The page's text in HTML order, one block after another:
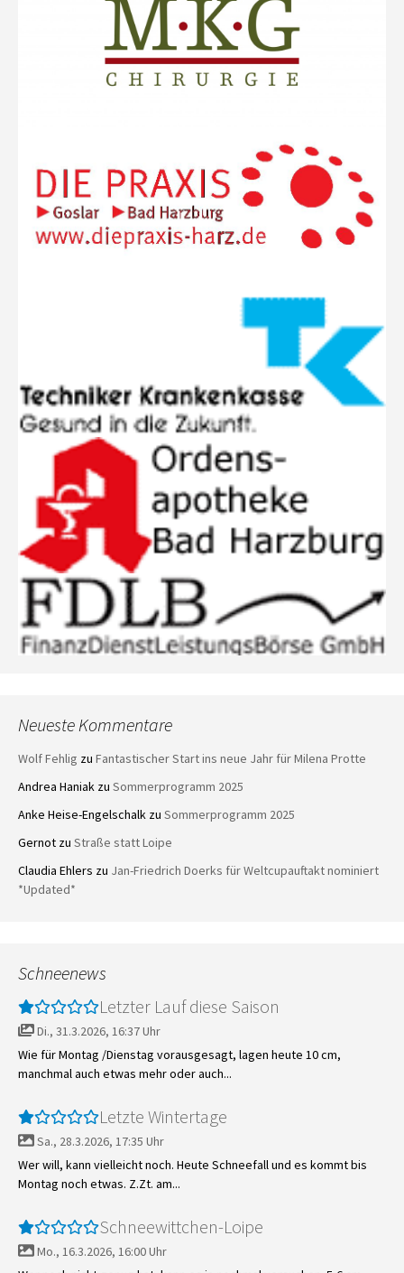
Neueste Kommentare
Wolf Fehlig zu Fantastischer Start ins neue Jahr für Milena Protte
Andrea Haniak zu Sommerprogramm 2025
Anke Heise-Engelschalk zu Sommerprogramm 2025
Gernot zu Straße statt Loipe
Claudia Ehlers zu Jan-Friedrich Doerks für Weltcupauftakt nominiert
*Updated*
Schneenews
Letzter Lauf diese Saison
Di., 31.3.2026, 16:37 Uhr
Wie für Montag /Dienstag vorausgesagt, lagen heute 10 cm,
manchmal auch etwas mehr oder auch...
Letzte Wintertage
Sa., 28.3.2026, 17:35 Uhr
Wer will, kann vielleicht noch. Heute Schneefall und es kommt bis
Montag noch etwas. Z.Zt. am...
Schneewittchen-Loipe
Mo., 16.3.2026, 16:00 Uhr